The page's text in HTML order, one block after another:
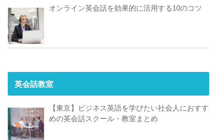
オンライン英会話を効果的に活用する10のコツ
英会話教室
【東京】ビジネス英語を学びたい社会人におすす
めの英会話スクール・教室まとめ